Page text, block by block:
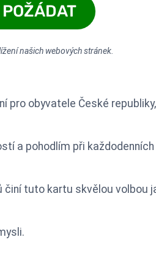
našich webových stránek.
pro obyvatele České
a pohodlím při
činí tuto kartu skvělou volbou